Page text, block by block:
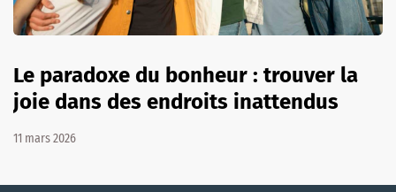
Le paradoxe du bonheur : trouver la
joie dans des endroits inattendus
11 mars 2026